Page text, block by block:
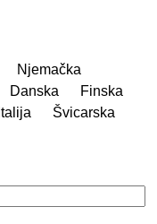
Njemačka
Danska
Finska
Italija
Švicarska